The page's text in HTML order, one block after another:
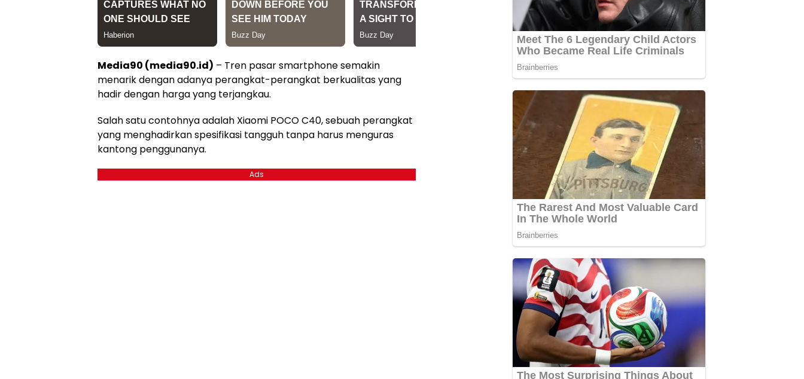
Media90 (media90.id) – Tren pasar smartphone semakin
menarik dengan adanya perangkat-perangkat berkualitas yang
hadir dengan harga yang terjangkau.
Salah satu contohnya adalah Xiaomi POCO C40, sebuah perangkat
yang menghadirkan spesifikasi tangguh tanpa harus menguras
kantong penggunanya.
Ads